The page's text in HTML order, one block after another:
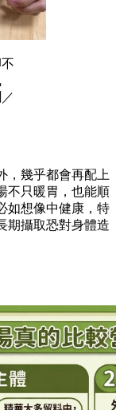
，幾乎都會再配上
不只暖胃，也能順
如想像中健康，特
期攝取恐對身體造